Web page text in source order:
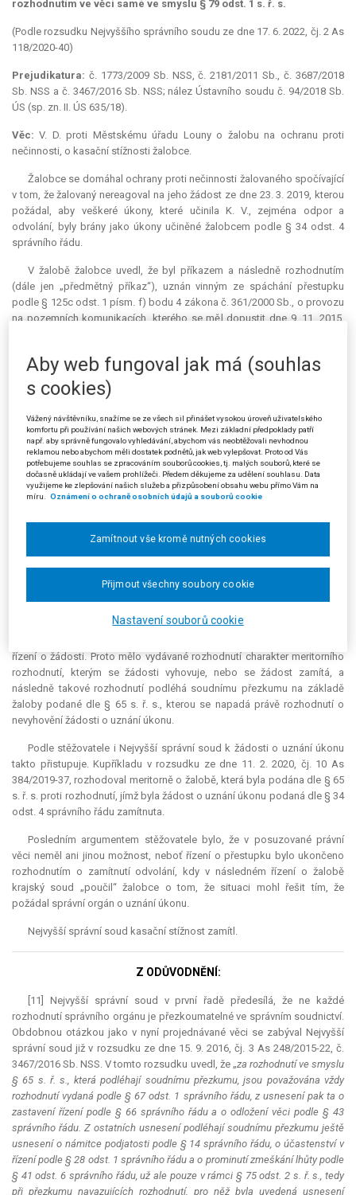
rozhodnutím ve věci samé ve smyslu § 79 odst. 1 s. ř. s.
(Podle rozsudku Nejvyššího správního soudu ze dne 17. 6. 2022, čj. 2 As
118/2020-40)
Prejudikatura: č. 1773/2009 Sb. NSS, č. 2181/2011 Sb., č. 3687/2018
Sb. NSS a č. 3467/2016 Sb. NSS; nález Ústavního soudu č. 94/2018 Sb.
ÚS (sp. zn. II. ÚS 635/18).
Věc:V. D. proti Městskému úřadu Louny o žalobu na ochranu proti
nečinnosti, o kasační stížnosti žalobce.
Žalobce se domáhal ochrany proti nečinnosti žalovaného spočívající
v tom, že žalovaný nereagoval na jeho žádost ze dne 23. 3. 2019, kterou
požádal, aby veškeré úkony, které učinila K. V., zejména odpor a
odvolání, byly brány jako úkony učiněné žalobcem podle § 34 odst. 4
správního řádu.
V žalobě žalobce uvedl, že byl příkazem a následně rozhodnutím
(dále jen „předmětný příkaz“), uznán vinným ze spáchání přestupku
podle § 125c odst. 1 písm. f) bodu 4 zákona č. 361/2000 Sb., o provozu
na pozemních komunikacích, kterého se měl dopustit dne 9. 11. 2015.
zmocnění nebylo platné. Na základě právního názoru v rozsudku
Krajského soudu v Ústí nad Labem ze dne 30. 7. 2018, čj. 75 A 36/2016-
31, podal žalobce žádost ze dne 23. 3. 2019 podle § 34 odst. 4
správního řádu o uznání úkonů paní K. V. Na tuto žádost žalovaný
žádným způsobem nereagoval, ačkoliv podle názoru žalobce měl o této
žádosti rozhodnout usnesením a měl žádosti vyhovět.
Krajský soud žalobu odmítl. Dospěl k závěru, že se žalobce
nedomáhal vydání rozhodnutí ve věci samé, a žalobu tak bylo třeba pro
písm. a) s. ř. s.
stížností.
Podle stěžovatele žaloba na ochranu proti nečinnosti přípustná byla,
vydání se žalobce domáhal, nýbrž o rozhodnutí
řízení o žádosti. Proto mělo vydávané rozhodnutí charakter meritorního
rozhodnutí, kterým se žádosti vyhovuje, nebo se žádost zamítá, a
následně takové rozhodnutí podléhá soudnímu přezkumu na základě
žaloby podané dle § 65 s. ř. s., kterou se napadá právě rozhodnutí o
nevyhovění žádosti o uznání úkonu.
Podle stěžovatele i Nejvyšší správní soud k žádosti o uznání úkonu
takto přistupuje. Kupříkladu v rozsudku ze dne 11. 2. 2020, čj. 10 As
384/2019-37, rozhodoval meritorně o žalobě, která byla podána dle § 65
s. ř. s. proti rozhodnutí, jímž byla žádost o uznání úkonu podaná dle § 34
odst. 4 správního řádu zamítnuta.
Posledním argumentem stěžovatele bylo, že v posuzované právní
věci neměl ani jinou možnost, neboť řízení o přestupku bylo ukončeno
rozhodnutím o zamítnutí odvolání, kdy v následném řízení o žalobě
krajský soud „poučil“ žalobce o tom, že situaci mohl řešit tím, že
požádal správní orgán o uznání úkonu.
Nejvyšší správní soud kasační stížnost zamítl.
Z ODŮVODNĚNÍ:
[11] Nejvyšší správní soud v první řadě předesílá, že ne každé
rozhodnutí správního orgánu je přezkoumatelné ve správním soudnictví.
Obdobnou otázkou jako v nyní projednávané věci se zabýval Nejvyšší
správní soud již v rozsudku ze dne 15. 9. 2016, čj. 3 As 248/2015-22, č.
3467/2016 Sb. NSS. V tomto rozsudku uvedl, že „za rozhodnutí ve smyslu
§ 65 s. ř. s., která podléhají soudnímu přezkumu, jsou považována vždy
rozhodnutí vydaná podle § 67 odst. 1 správního řádu, z usnesení pak ta o
zastavení řízení podle § 66 správního řádu a o odložení věci podle § 43
správního řádu. Z ostatních usnesení podléhají soudnímu přezkumu ještě
usnesení o námitce podjatosti podle § 14 správního řádu, o účastenství v
řízení podle § 28 odst. 1 správního řádu a o prominutí zmeškání lhůty podle
§ 41 odst. 6 správního řádu, už ale pouze v rámci § 75 odst. 2 s. ř. s., tedy
při přezkumu navazujících rozhodnutí, pro něž byla uvedená usnesení
Aby web fungoval jak má (souhlas
s cookies)
Vážený návštěvníku, snažíme se ze všech sil přinášet vysokou úroveň uživatelského
komfortu při používání našich webových stránek. Mezi základní předpoklady patří
např. aby správně fungovalo vyhledávání, abychom vás neobtěžovali nevhodnou
reklamou nebo abychom měli dostatek podnětů, jak web vylepšovat. Proto od Vás
potřebujeme souhlas se zpracováním souborů cookies, tj. malých souborů, které se
dočasně ukládají ve vašem prohlížeči. Předem děkujeme za udělení souhlasu. Data
využijeme ke zlepšování našich služeb a přizpůsobení obsahu webu přímo Vám na
míru.
Oznámení o ochraně osobních údajů a souborů cookie
Nastavení souborů cookie
Zamítnout vše kromě nutných cookies
Přijmout všechny soubory cookie